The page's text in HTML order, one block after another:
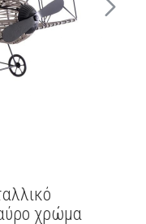
χρώμα